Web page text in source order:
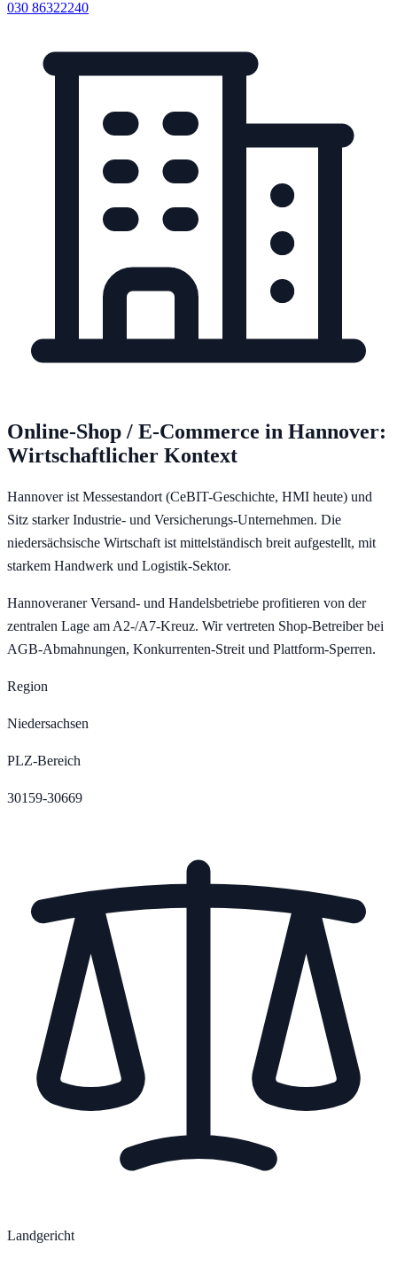
030 86322240
Online-Shop / E-Commerce in Hannover:
Wirtschaftlicher Kontext
Hannover ist Messestandort (CeBIT-Geschichte, HMI heute) und
Sitz starker Industrie- und Versicherungs-Unternehmen. Die
niedersächsische Wirtschaft ist mittelständisch breit aufgestellt, mit
starkem Handwerk und Logistik-Sektor.
Hannoveraner Versand- und Handelsbetriebe profitieren von der
zentralen Lage am A2-/A7-Kreuz. Wir vertreten Shop-Betreiber bei
AGB-Abmahnungen, Konkurrenten-Streit und Plattform-Sperren.
Region
Niedersachsen
PLZ-Bereich
30159-30669
Landgericht